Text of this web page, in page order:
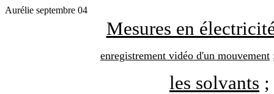
Aurélie septembre 04
Mesures en
enregistrement vidéo d'un mouvement
les solvants ;